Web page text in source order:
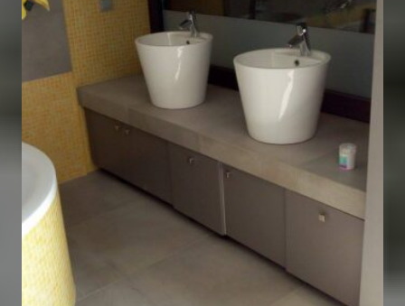
Έπιπλα Μπάνιου,Τα έργα μας